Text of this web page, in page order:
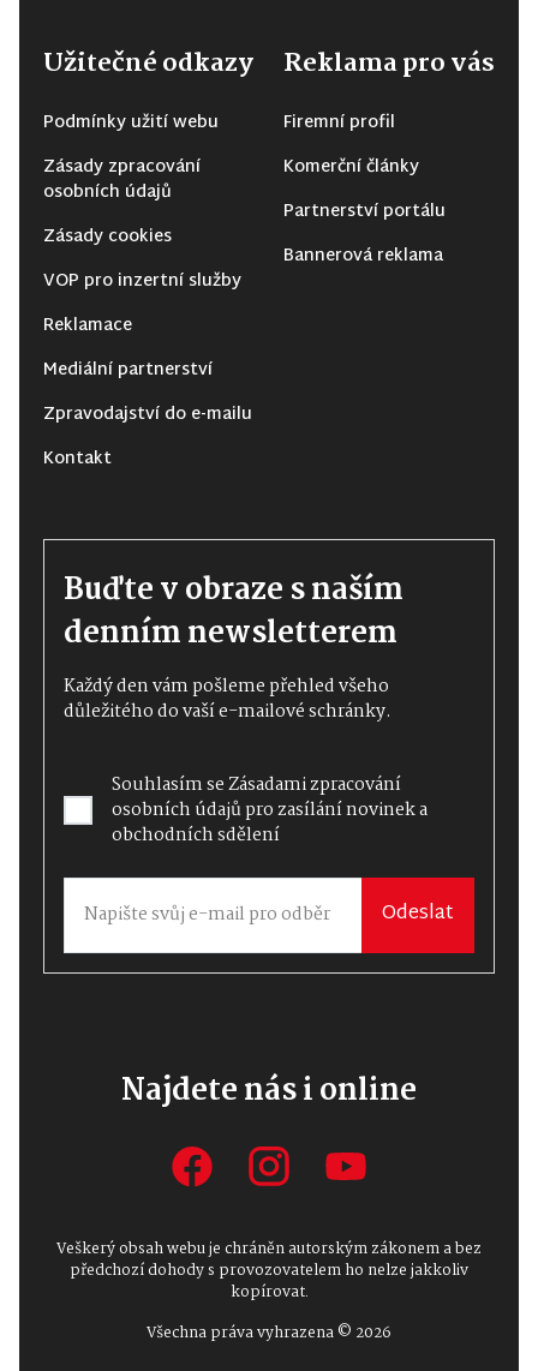
Užitečné odkazy
Podmínky užití webu
Zásady zpracování
osobních údajů
Zásady cookies
VOP pro inzertní služby
Reklamace
Mediální partnerství
Zpravodajství do e-mailu
Kontakt
Reklama pro vás
Firemní profil
Komerční články
Partnerství portálu
Bannerová reklama
Buďte v obraze s naším
denním newsletterem
Každý den vám pošleme přehled všeho
důležitého do vaší e-mailové schránky.
Souhlasím seZásadami zpracování
osobních údajůpro zasílání novinek a
obchodních sdělení
Odeslat
Najdete nás i online
Veškerý obsah webu je chráněn autorským zákonem a bez
předchozí dohody s provozovatelem ho nelze jakkoliv
kopírovat.
Všechna práva vyhrazena © 2026